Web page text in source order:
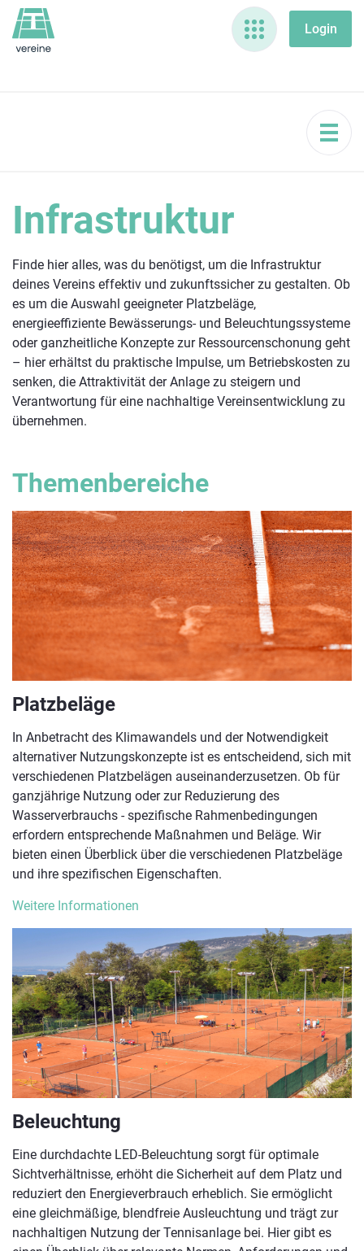
Infrastruktur
Finde hier alles, was du benötigst, um die Infrastruktur
deines Vereins effektiv und zukunftssicher zu gestalten. Ob
es um die Auswahl geeigneter Platzbeläge,
energieeffiziente Bewässerungs- und Beleuchtungssysteme
oder ganzheitliche Konzepte zur Ressourcenschonung geht
– hier erhältst du praktische Impulse, um Betriebskosten zu
senken, die Attraktivität der Anlage zu steigern und
Verantwortung für eine nachhaltige Vereinsentwicklung zu
übernehmen.
Themenbereiche
Platzbeläge
In Anbetracht des Klimawandels und der Notwendigkeit
alternativer Nutzungskonzepte ist es entscheidend, sich mit
verschiedenen Platzbelägen auseinanderzusetzen. Ob für
ganzjährige Nutzung oder zur Reduzierung des
Wasserverbrauchs - spezifische Rahmenbedingungen
erfordern entsprechende Maßnahmen und Beläge. Wir
bieten einen Überblick über die verschiedenen Platzbeläge
und ihre spezifischen Eigenschaften.
Weitere Informationen
Beleuchtung
Eine durchdachte LED-Beleuchtung sorgt für optimale
Sichtverhältnisse, erhöht die Sicherheit auf dem Platz und
reduziert den Energieverbrauch erheblich. Sie ermöglicht
eine gleichmäßige, blendfreie Ausleuchtung und trägt zur
nachhaltigen Nutzung der Tennisanlage bei. Hier gibt es